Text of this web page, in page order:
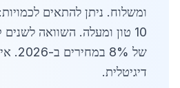
10 טון ומעלה. השוואה
של
דיגיטלית.